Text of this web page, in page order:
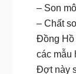
– Son
– Chất
Đồng Hồ
các mẫu
Đợt này